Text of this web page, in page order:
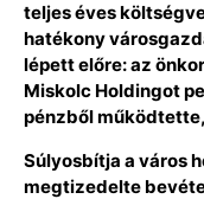
teljes éves
hatékony
lépett előre: az
Miskolc Holdingot
pénzből
Súlyosbítja a város
megtizedelte